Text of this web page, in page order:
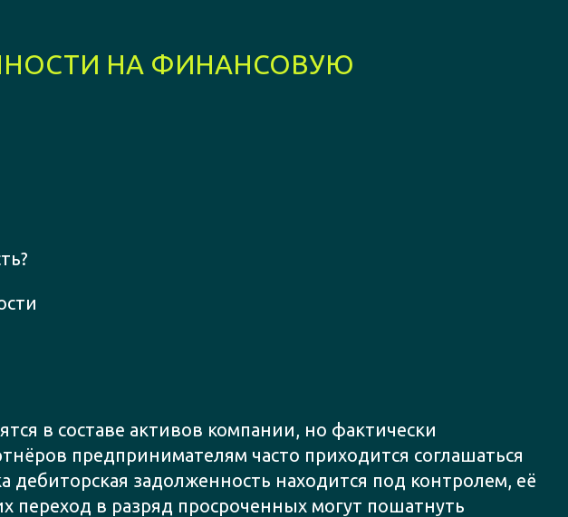
НА ФИНАНСОВУЮ
в составе активов компании, но фактически
предпринимателям часто приходится соглашаться
дебиторская задолженность находится под контролем, её
переход в разряд просроченных могут пошатнуть